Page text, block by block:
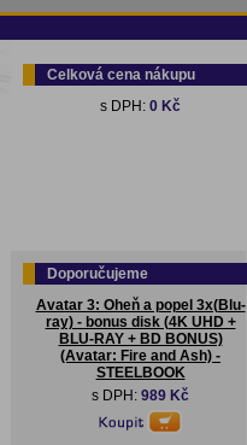
Celková cena nákupu
s DPH: 0 Kč
Doporučujeme
Avatar 3: Oheň a popel 3x(Blu-
ray) - bonus disk (4K UHD +
BLU-RAY + BD BONUS)
(Avatar: Fire and Ash) -
STEELBOOK
s DPH: 989 Kč